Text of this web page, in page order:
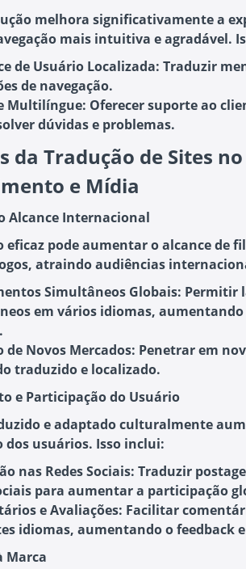
melhora significativamente a
mais intuitiva e agradável.
de Usuário Localizada: Traduzir
de navegação.
Multilíngue: Oferecer suporte ao
dúvidas e problemas.
da Tradução de Sites
e Mídia
Alcance Internacional
eficaz pode aumentar o alcance de
atraindo audiências
Simultâneos Globais: Permitir
em vários idiomas, aumentando
de Novos Mercados: Penetrar em
traduzido e localizado.
e Participação do Usuário
e adaptado culturalmente
dos usuários. Isso inclui:
nas Redes Sociais: Traduzir
para aumentar a participação
e Avaliações: Facilitar
idiomas, aumentando o feedback
Marca